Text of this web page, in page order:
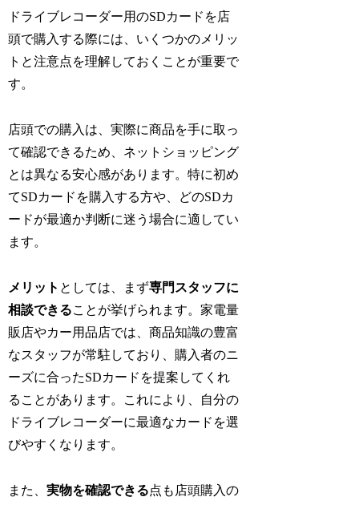
ドライブレコーダー用のSDカードを店
頭で購入する際には、いくつかのメリッ
トと注意点を理解しておくことが重要で
す。
店頭での購入は、実際に商品を手に取っ
て確認できるため、ネットショッピング
とは異なる安心感があります。特に初め
てSDカードを購入する方や、どのSDカ
ードが最適か判断に迷う場合に適してい
ます。
メリット としては、まず専門スタッフに
相談できることが挙げられます。家電量
販店やカー用品店では、商品知識の豊富
なスタッフが常駐しており、購入者のニ
ーズに合ったSDカードを提案してくれ
ることがあります。これにより、自分の
ドライブレコーダーに最適なカードを選
びやすくなります。
また、実物を確認できる点も店頭購入の